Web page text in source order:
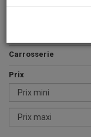
Carrosserie
Prix